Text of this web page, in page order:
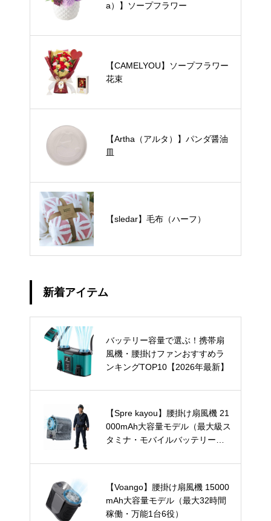
a）】ソープフラワー
【CAMELYOU】ソープフラワー
花束
【Artha（アルタ）】パンダ醤油
皿
【sledar】毛布（ハーフ）
新着アイテム
バッテリー容量で選ぶ！携帯扇
風機・腰掛けファンおすすめラ
ンキングTOP10【2026年最新】
【Spre kayou】腰掛け扇風機 21
000mAh大容量モデル（最大級ス
タミナ・モバイルバッテリー兼
【Voango】腰掛け扇風機 15000
mAh大容量モデル（最大32時間
稼働・万能1台6役）